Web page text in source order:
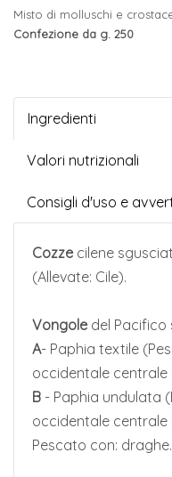
Misto di molluschi e
Confezione da g. 250
Ingredienti
Valori nutrizionali
Consigli d'uso e
Cozze cilene
(Allevate: Cile).
Vongole del Pacifico
A- Paphia textile
occidentale centrale
B - Paphia undulata
occidentale centrale
Pescato con: draghe.